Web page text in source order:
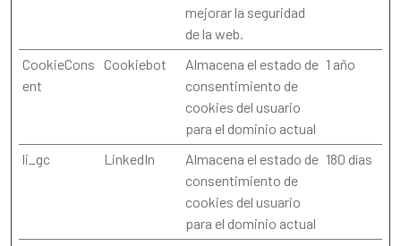
mejorar la seguridad
de la web.
CookieCons
ent
Cookiebot
Almacena el estado de
consentimiento de
cookies del usuario
para el dominio actual
1 año
li_gc LinkedIn
Almacena el estado de
consentimiento de
cookies del usuario
para el dominio actual
180 días